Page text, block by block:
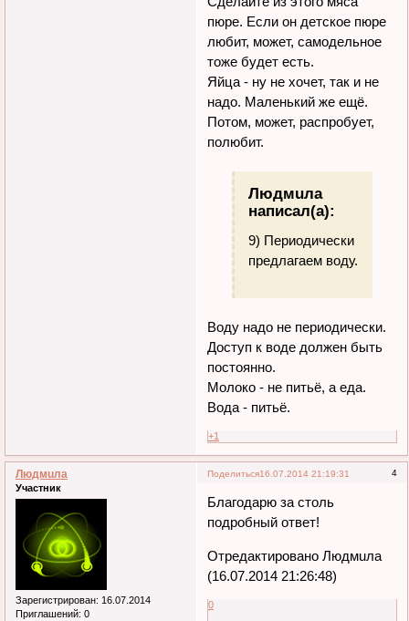
пюре. Если он детское пюре
любит, может, самодельное
тоже будет есть.
Яйца - ну не хочет, так и не
надо. Маленький же ещё.
Потом, может, распробует,
полюбит.
Людмuла
написал(а):
9) Периодически
предлагаем воду.
Воду надо не периодически.
Доступ к воде должен быть
постоянно.
Молоко - не питьё, а еда.
Вода - питьё.
+1
Поделиться 4
16.07.2014 21:19:31
Людмuла
Участник
Зарегистрирован: 16.07.2014
Приглашений: 0
Благодарю за столь
подробный ответ!
Отредактировано Людмuла
(16.07.2014 21:26:48)
0